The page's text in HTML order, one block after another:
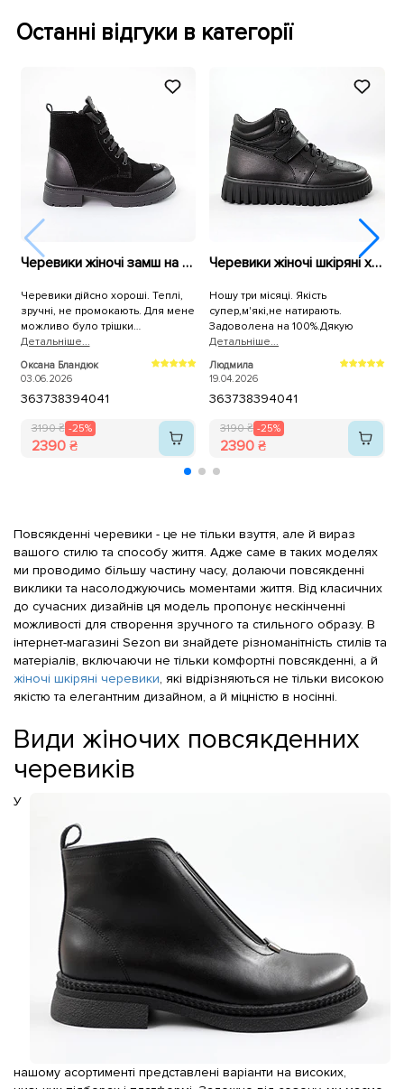
Останні відгуки в категорії
Черевики жіночі замш на хутрі 592699 Чорні
Черевики дійсно хороші. Теплі,
зручні, не промокають. Для мене
можливо було трішки
слизьковаті.
Детальнiше...
Оксана Бландюк
03.06.2026
363738394041
3190 ₴ -25%
2390 ₴
Черевики жіночі шкіряні хутро 591097 Чорні
Ношу три місяці. Якість
супер,м'які,не натирають.
Задоволена на 100%.Дякую
Детальнiше...
Людмила
19.04.2026
363738394041
3190 ₴ -25%
2390 ₴
Повсякденні черевики - це не тільки взуття, але й вираз
вашого стилю та способу життя. Адже саме в таких моделях
ми проводимо більшу частину часу, долаючи повсякденні
виклики та насолоджуючись моментами життя. Від класичних
до сучасних дизайнів ця модель пропонує нескінченні
можливості для створення зручного та стильного образу. В
інтернет-магазині Sezon ви знайдете різноманітність стилів та
матеріалів, включаючи не тільки комфортні повсякденні, а й
жіночі шкіряні черевики, які відрізняються не тільки високою
якістю та елегантним дизайном, а й міцністю в носінні.
Види жіночих повсякденних
черевиків
У
нашому асортименті представлені варіанти на високих,